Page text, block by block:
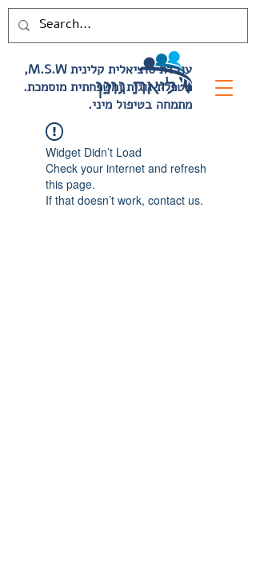
,M.S.W עובדת סוציאלית קלינית
.מטפלת זוגית ומשפחתית מוסמכת
.מתמחה בטיפול מיני
Widget Didn’t Load
Check your internet and refresh
this page.
If that doesn’t work, contact us.